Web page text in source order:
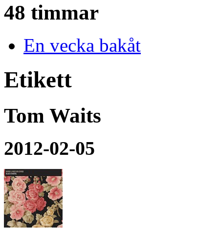
48 timmar
En vecka bakåt
Etikett
Tom Waits
2012-02-05